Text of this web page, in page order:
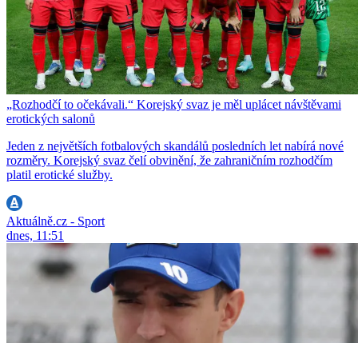
„Rozhodčí to očekávali.“ Korejský svaz je měl uplácet návštěvami
erotických salonů
Jeden z největších fotbalových skandálů posledních let nabírá nové
rozměry. Korejský svaz čelí obvinění, že zahraničním rozhodčím
platil erotické služby.
Aktuálně.cz - Sport
dnes, 11:51